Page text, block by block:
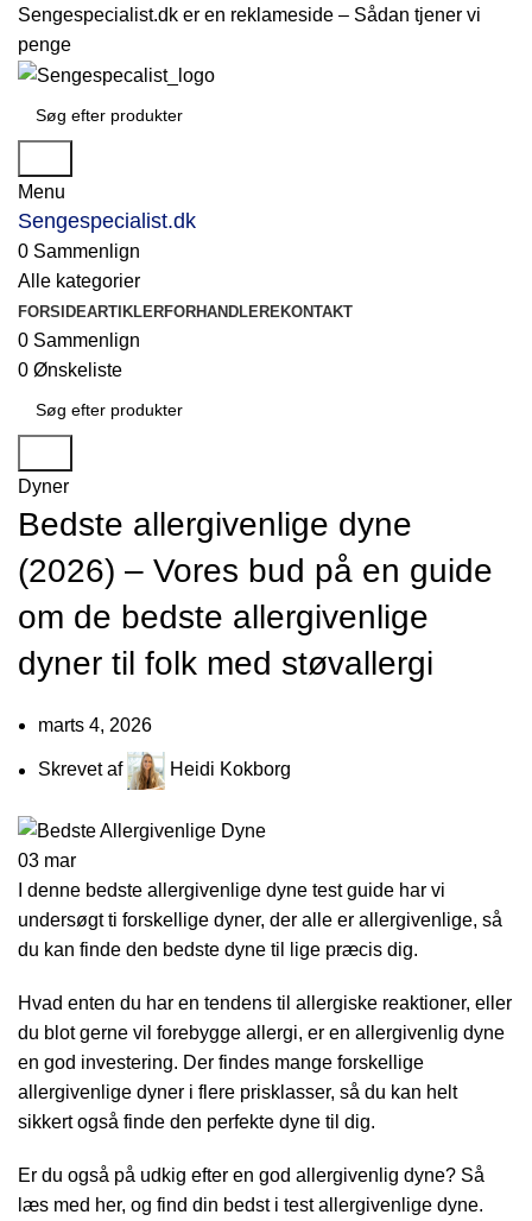
Sengespecialist.dk er en reklameside – Sådan tjener vi
penge
Menu
Sengespecialist.dk
0 Sammenlign
Alle kategorier
FORSIDEARTIKLERFORHANDLEREKONTAKT
0 Sammenlign
0 Ønskeliste
Dyner
Bedste allergivenlige dyne
(2026) – Vores bud på en guide
om de bedste allergivenlige
dyner til folk med støvallergi
marts 4, 2026
Skrevet af Heidi Kokborg
03 mar
I denne bedste allergivenlige dyne test guide har vi
undersøgt ti forskellige dyner, der alle er allergivenlige, så
du kan finde den bedste dyne til lige præcis dig.
Hvad enten du har en tendens til allergiske reaktioner, eller
du blot gerne vil forebygge allergi, er en allergivenlig dyne
en god investering. Der findes mange forskellige
allergivenlige dyner i flere prisklasser, så du kan helt
sikkert også finde den perfekte dyne til dig.
Er du også på udkig efter en god allergivenlig dyne? Så
læs med her, og find din bedst i test allergivenlige dyne.